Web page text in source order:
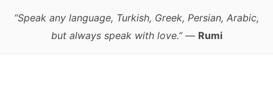
“Speak any language, Turkish, Greek, Persian, Arabic,
but always speak with love.”— Rumi